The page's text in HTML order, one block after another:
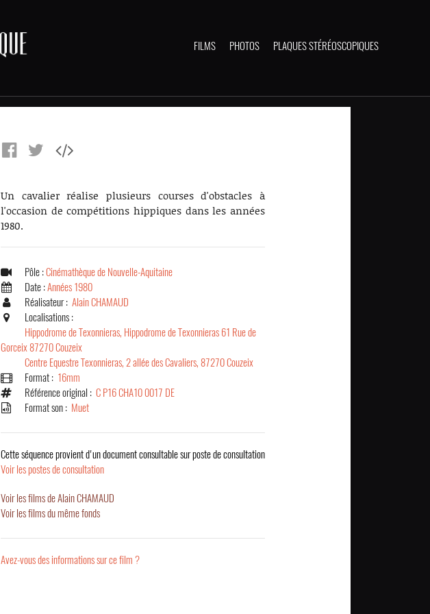
FILMS PHOTOS PLAQUES STÉRÉOSCOPIQUES
Un cavalier réalise plusieurs courses d'obstacles à
l'occasion de compétitions hippiques dans les années
1980.
Pôle :Cinémathèque de Nouvelle-Aquitaine
Date :Années 1980
Réalisateur : Alain CHAMAUD
Localisations :
Hippodrome de Texonnieras, Hippodrome de Texonnieras 61 Rue de
Gorceix 87270 Couzeix
Centre Equestre Texonnieras, 2 allée des Cavaliers, 87270 Couzeix
Format : 16mm
Référence original : C P16 CHA10 0017 DE
Format son : Muet
Cette séquence provient d'un document consultable sur poste de consultation
Voir les postes de consultation
Voir les films de Alain CHAMAUD
Voir les films du même fonds
Avez-vous des informations sur ce film ?